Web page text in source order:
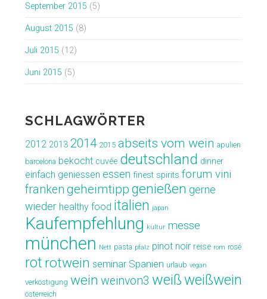
September 2015 (5)
August 2015 (8)
Juli 2015 (12)
Juni 2015 (5)
SCHLAGWÖRTER
2012 2013 2014 2015 abseits vom wein apulien
barcelona bekocht cuvée deutschland dinner
einfach geniessen essen finest spirits forum vini
franken geheimtipp genießen gerne
wieder healthy food italien japan
Kaufempfehlung kultur messe
münchen Nett pasta pfalz pinot noir reise rom rosé
rot rotwein seminar Spanien urlaub vegan
verköstigung wein weinvon3 weißweißwein
österreich